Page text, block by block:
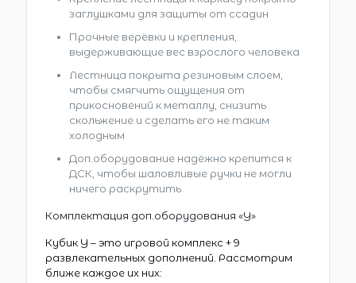
заглушками для защиты от ссадин
Прочные верёвки и крепления,
выдерживающие вес взрослого человека
Лестница покрыта резиновым слоем,
чтобы смягчить ощущения от
прикосновений к металлу, снизить
скольжение и сделать его не таким
холодным
Доп.оборудование надёжно крепится к
ДСК, чтобы шаловливые ручки не могли
ничего раскрутить
Комплектация доп.оборудования «Y»
Кубик Y – это игровой комплекс + 9
развлекательных дополнений. Рассмотрим
ближе каждое их них: